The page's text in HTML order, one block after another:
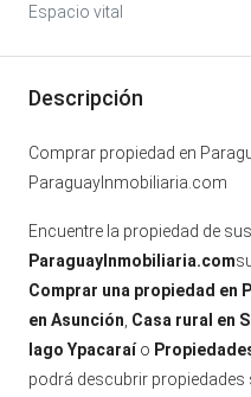
Espacio vital
Descripción
Comprar propiedad en
ParaguayInmobiliaria.com
Encuentre la propiedad de
ParaguayInmobiliaria.com
Comprar una propiedad en
en Asunción Casa rural en
lago Ypacaraío
podrá descubrir